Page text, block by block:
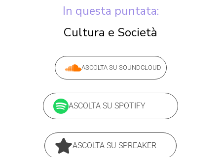
In questa puntata:
Cultura e Società
ASCOLTA SU SOUNDCLOUD
ASCOLTA SU SPOTIFY
ASCOLTA SU SPREAKER